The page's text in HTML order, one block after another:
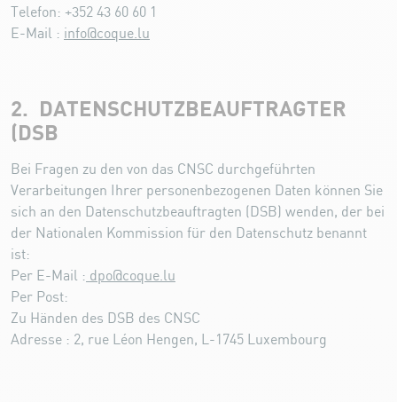
Telefon: +352 43 60 60 1
E-Mail : info@coque.lu
2. DATENSCHUTZBEAUFTRAGTER
(DSB
Bei Fragen zu den von das CNSC durchgeführten
Verarbeitungen Ihrer personenbezogenen Daten können Sie
sich an den Datenschutzbeauftragten (DSB) wenden, der bei
der Nationalen Kommission für den Datenschutz benannt
ist:
Per E-Mail : dpo@coque.lu
Per Post:
Zu Händen des DSB des CNSC
Adresse : 2, rue Léon Hengen, L-1745 Luxembourg